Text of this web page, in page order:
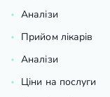
Аналізи
Прийом лікарів
Аналізи
Ціни на послуги